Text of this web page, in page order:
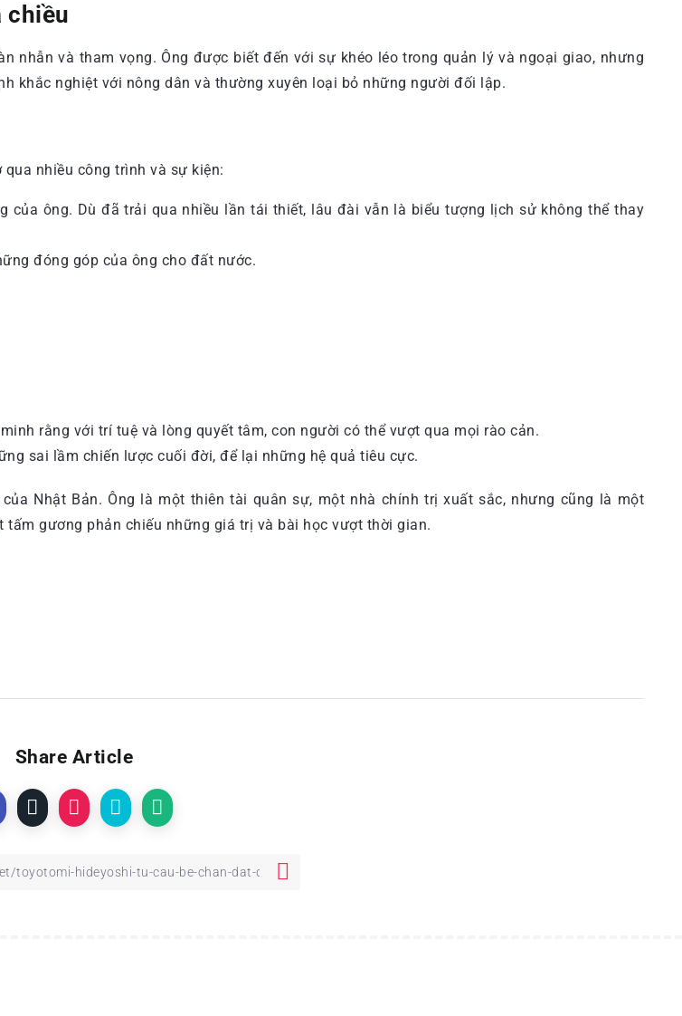
chiều
nhẫn và tham vọng. Ông được biết đến với sự khéo léo trong quản lý và ngoại giao, nhưng
khắc nghiệt với nông dân và thường xuyên loại bỏ những người đối lập.
nhiều công trình và sự kiện:
của ông. Dù đã trải qua nhiều lần tái thiết, lâu đài vẫn là biểu tượng lịch sử không thể thay
đóng góp của ông cho đất nước.
rằng với trí tuệ và lòng quyết tâm, con người có thể vượt qua mọi rào cản.
sai lầm chiến lược cuối đời, để lại những hệ quả tiêu cực.
Nhật Bản. Ông là một thiên tài quân sự, một nhà chính trị xuất sắc, nhưng cũng là một
gương phản chiếu những giá trị và bài học vượt thời gian.
Share Article